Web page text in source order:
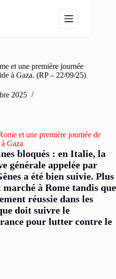
et une première journée
à Gaza. (RP – 22/09/25)
2025
bloqués : en Italie, la
générale appelée par
a été bien suivie. Plus
marché à Rome tandis que
réussie dans les
doit suivre le
pour lutter contre le